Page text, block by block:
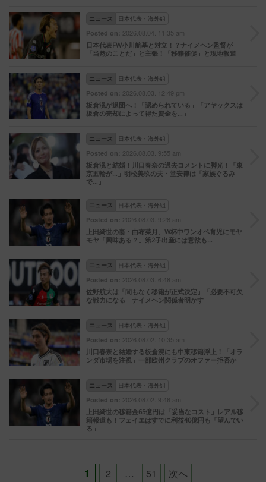
ニュース 日本代表・海外組
Posted on: 2026.08.04. 11:35 am
日本代表FW小川航基と対立！？ナイメヘン監督が
「当然のことだ」と主張！「移籍催促」と現地報道
ニュース 日本代表・海外組
Posted on: 2026.08.03. 12:49 pm
板倉滉が退団へ！「認められている」「アヤックスは
板倉の売却によって得た資金を…」
ニュース 日本代表・海外組
Posted on: 2026.08.03. 9:55 am
板倉滉と結婚！川口春奈の過去コメントに脚光！「東
京五輪が…」明松美玖の夫・堂安律は「家族ぐるみ
で…」
ニュース 日本代表・海外組
Posted on: 2026.08.03. 9:28 am
上田綺世の妻・由布菜月、W杯中ワンオペ育児にモヤ
モヤ「興味ある？」第2子出産には意欲も…
ニュース 日本代表・海外組
Posted on: 2026.08.03. 6:48 am
佐野航大は「間もなく移籍が正式決定」「必要不可欠
な戦力になる」ナイメヘン関係者明かす
ニュース 日本代表・海外組
Posted on: 2026.08.02. 10:35 am
川口春奈と結婚する板倉滉にも中東移籍浮上！「オラ
ンダ市場を注視」一部欧州クラブのオファー拒否か
ニュース 日本代表・海外組
Posted on: 2026.08.02. 9:46 am
上田綺世の移籍金65億円は「妥当なコスト」レアル移
籍報道も！フェイエはすでに利益40億円も「望んでい
る」
Posts
1 2 … 51 次へ